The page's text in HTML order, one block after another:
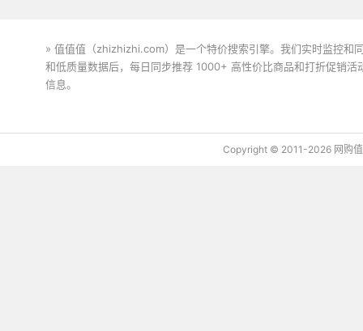
» 值值值（zhizhizhi.com）是一个特价搜索引擎。我们实时监控和
和低质量数据后，每日同步推荐 1000+ 高性价比商品和打折促销
信息。
Copyright © 2011-2026 网购